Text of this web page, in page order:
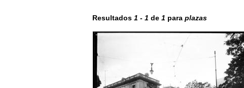
Resultados 1 - 1 de 1 para plazas